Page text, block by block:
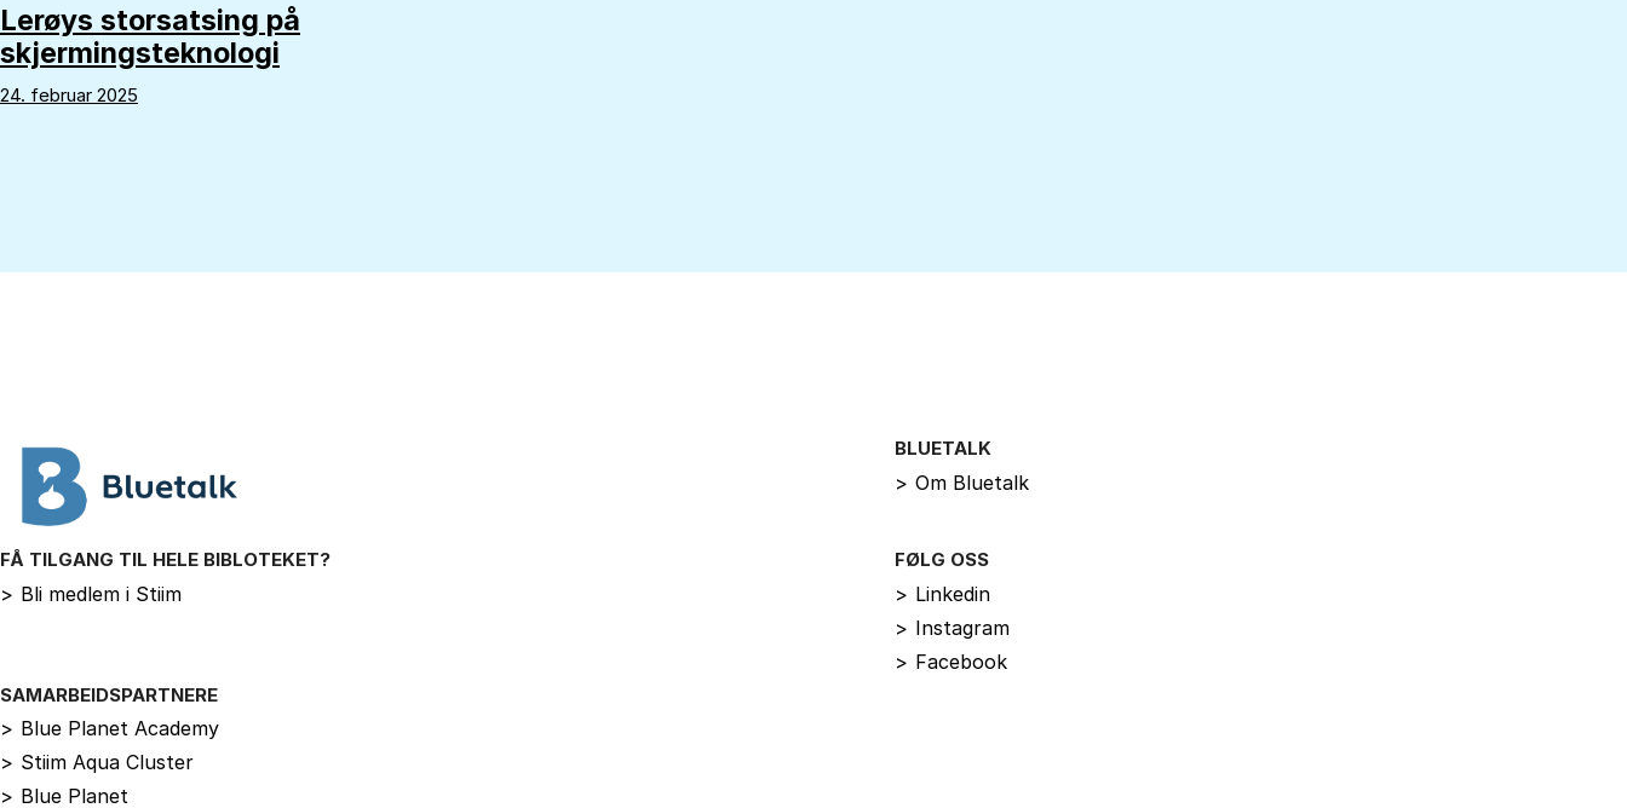
Lerøys storsatsing på
skjermingsteknologi
24. februar 2025
BLUETALK
> Om Bluetalk
FÅ TILGANG TIL HELE BIBLOTEKET?
> Bli medlem i Stiim
FØLG OSS
> Linkedin
> Instagram
> Facebook
SAMARBEIDSPARTNERE
> Blue Planet Academy
> Stiim Aqua Cluster
> Blue Planet